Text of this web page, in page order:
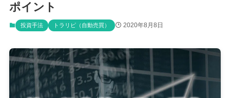
ポイント
投資手法 トラリピ（自動売買） 2020年8月8日